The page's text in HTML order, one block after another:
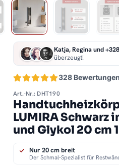
328 Bewertungen
Katja, Regina und
überzeugt!
Art.-Nr.: DHT190
LUMIRA Schwarz
und Glykol 20 cm
Nur 20 cm breit
Der Schmal-Spezialist für